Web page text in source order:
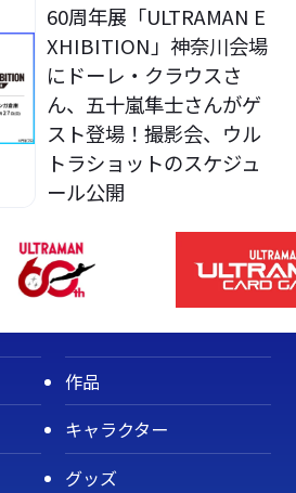
60周年展「ULTRAMAN E
XHIBITION」神奈川会場
にドーレ・クラウスさ
ん、五十嵐隼士さんがゲ
スト登場！撮影会、ウル
トラショットのスケジュ
ール公開
作品
キャラクター
グッズ